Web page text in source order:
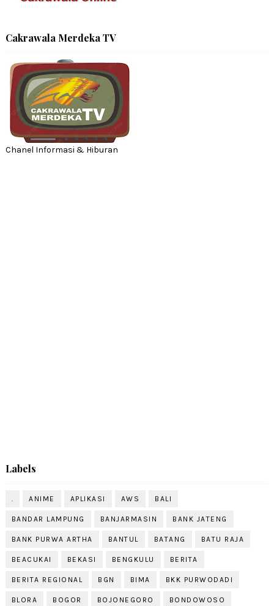
Cakrawala Merdeka TV
Chanel Informasi & Hiburan
Labels
. ANIME APLIKASI AWS BALI
BANDAR LAMPUNG BANJARMASIN BANK JATENG
BANK PURWA ARTHA BANTUL BATANG BATU RAJA
BEACUKAI BEKASI BENGKULU BERITA
BERITA REGIONAL BGN BIMA BKK PURWODADI
BLORA BOGOR BOJONEGORO BONDOWOSO